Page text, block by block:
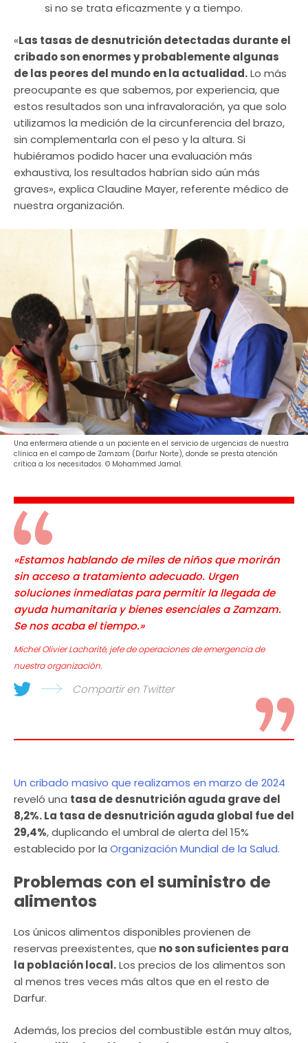
si no se trata eficazmente y a tiempo.
«Las tasas de desnutrición detectadas durante el
cribado son enormes y probablemente algunas
de las peores del mundo en la actualidad.Lo más
preocupante es que sabemos, por experiencia, que
estos resultados son una infravaloración, ya que solo
utilizamos la medición de la circunferencia del brazo,
sin complementarla con el peso y la altura. Si
hubiéramos podido hacer una evaluación más
exhaustiva, los resultados habrían sido aún más
graves», explica Claudine Mayer, referente médico de
nuestra organización.
Una enfermera atiende a un paciente en el servicio de urgencias de nuestra
clínica en el campo de Zamzam (Darfur Norte), donde se presta atención
crítica a los necesitados. © Mohammed Jamal.
«Estamos hablando de miles de niños que morirán
sin acceso a tratamiento adecuado. Urgen
soluciones inmediatas para permitir la llegada de
ayuda humanitaria y bienes esenciales a Zamzam.
Se nos acaba el tiempo.»
Michel Olivier Lacharité, jefe de operaciones de emergencia de
nuestra organización.
Compartir en Twitter
Un cribado masivo que realizamos en marzo de 2024
reveló una tasa de desnutrición aguda grave del
8,2%. La tasa de desnutrición aguda global fue del
29,4%, duplicando el umbral de alerta del 15%
establecido por la Organización Mundial de la Salud.
Problemas con el suministro de
alimentos
Los únicos alimentos disponibles provienen de
reservas preexistentes, que no son suficientes para
la población local.Los precios de los alimentos son
al menos tres veces más altos que en el resto de
Darfur.
Además, los precios del combustible están muy altos,